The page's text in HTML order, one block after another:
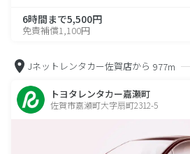
6時間まで5,500円
免責補償1,100円
Jネットレンタカー佐賀店から 977m
トヨタレンタカー嘉瀬町
佐賀市嘉瀬町大字扇町2312-5